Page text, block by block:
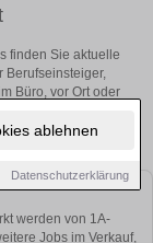
ablehnen
Datenschutzerklärung
finden Sie aktuelle
Berufseinsteiger,
Büro, vor Ort oder
Region und
in Chemnitz!
werden von 1A-
Jobs im Verkauf,